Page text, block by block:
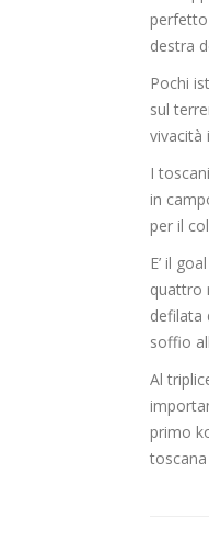
perfetto
destra
Pochi
sul
vivacità
I
in
per il
E’ il
quattro
defilata
soffio
Al
primo